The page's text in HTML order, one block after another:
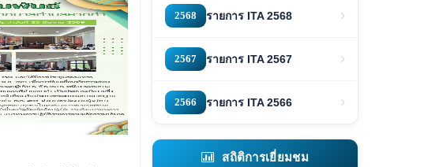
2568 รายการ ITA 2568
2567 รายการ ITA 2567
2566 รายการ ITA 2566
สถิติการเยี่ยมชม